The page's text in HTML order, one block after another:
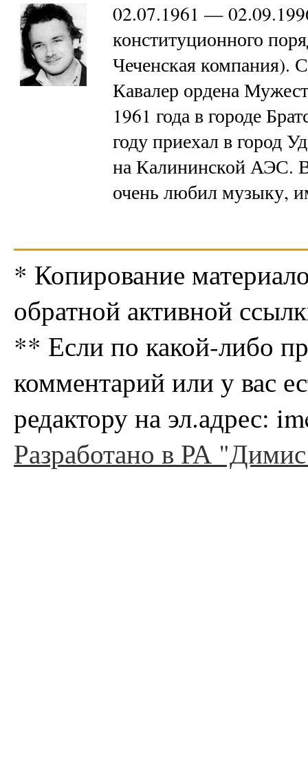
02.07.1961 —
конституционного
Чеченская компания).
Кавалер ордена
1961 года в городе
году приехал в город
на Калининской АЭС.
очень любил музыку,
* Копирование
обратной активной
** Если по какой-либо
комментарий или у вас
редактору на эл.адрес:
Разработано в РА